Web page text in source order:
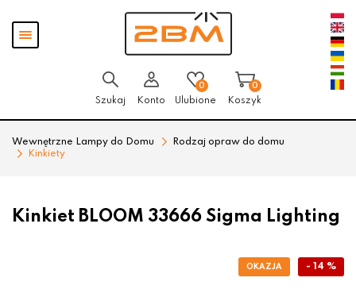
Pokaż
menu
Szukaj Konto
0
Ulubione
0
Koszyk
Wewnętrzne Lampy do Domu
Rodzaj opraw do domu
Kinkiety
Kinkiet BLOOM 33666 Sigma Lighting
- 14 %